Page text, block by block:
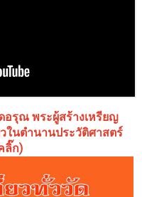
อรุณ พระผู้สร้างเหรียญ
ในตำนานประวัติศาสตร์
ลิ๊ก)